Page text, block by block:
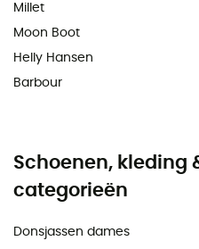
Millet
Moon Boot
Helly Hansen
Barbour
Schoenen, kleding
categorieën
Donsjassen dames